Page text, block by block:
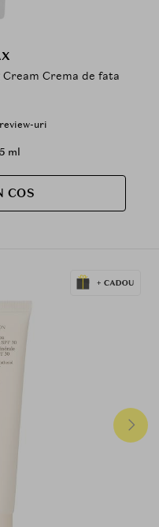
Crema de fata
uri
ml
COS